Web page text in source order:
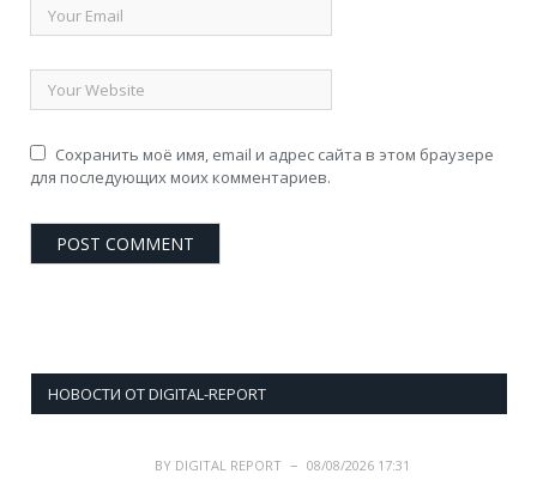
Сохранить моё имя, email и адрес сайта в этом браузере
для последующих моих комментариев.
НОВОСТИ ОТ DIGITAL-REPORT
BY DIGITAL REPORT
08/08/2026 17:31